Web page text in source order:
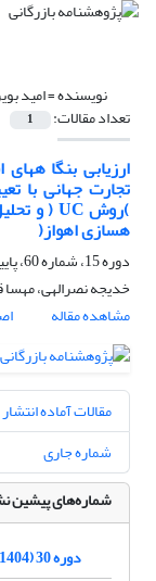
نویسنده =امید
تعداد مقالات: 1
ارزیابی بنگا
هسازی اهواز(
دوره 15، شماره 60، پاییز 1390، صفحه
خدیجه نصرالهی،
مشاهده مقاله
مقالات آماده انتشار
شماره جاری
شماره‌های پیشین
دوره 30 (1404-1405)